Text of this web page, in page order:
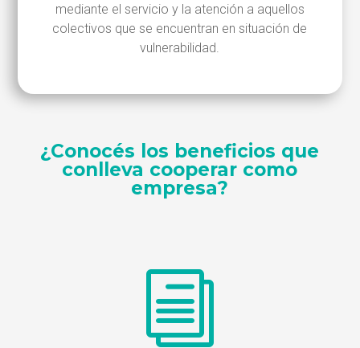
mediante el servicio y la atención a aquellos
colectivos que se encuentran en situación de
vulnerabilidad.
¿Conocés los beneficios que
conlleva cooperar como
empresa?
i